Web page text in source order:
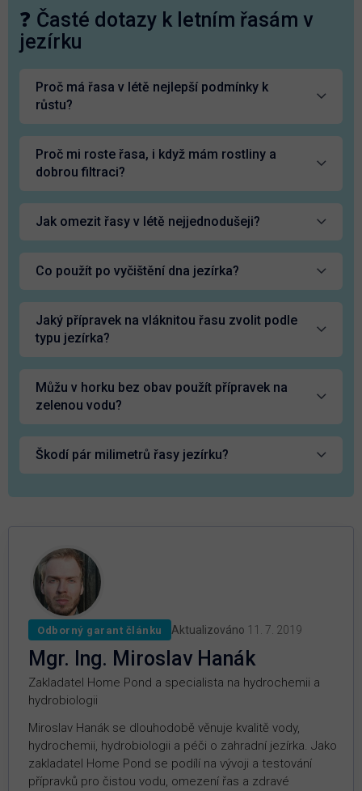
❓ Časté dotazy k letním řasám v
jezírku
Proč má řasa v létě nejlepší podmínky k
růstu?
Proč mi roste řasa, i když mám rostliny a
dobrou filtraci?
Jak omezit řasy v létě nejjednodušeji?
Co použít po vyčištění dna jezírka?
Jaký přípravek na vláknitou řasu zvolit podle
typu jezírka?
Můžu v horku bez obav použít přípravek na
zelenou vodu?
Škodí pár milimetrů řasy jezírku?
Odborný garant článku Aktualizováno 11. 7. 2019
Mgr. Ing. Miroslav Hanák
Zakladatel Home Pond a specialista na hydrochemii a
hydrobiologii
Miroslav Hanák se dlouhodobě věnuje kvalitě vody,
hydrochemii, hydrobiologii a péči o zahradní jezírka. Jako
zakladatel Home Pond se podílí na vývoji a testování
přípravků pro čistou vodu, omezení řas a zdravé